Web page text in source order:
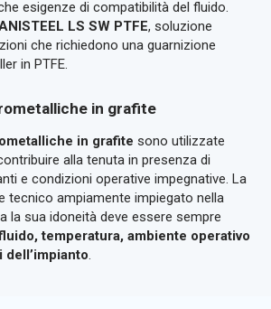
esigenze di compatibilità del fluido.
LS SW PTFE, soluzione
che richiedono una guarnizione
in PTFE.
in grafite
in grafite sono utilizzate
alla tenuta in presenza di
e condizioni operative impegnative. La
tecnico ampiamente impiegato nella
la sua idoneità deve essere sempre
temperatura, ambiente operativo
.